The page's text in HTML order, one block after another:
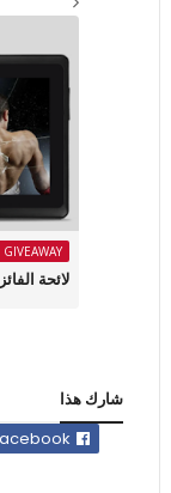
GIVEAWAY
لائحة
شارك هذا